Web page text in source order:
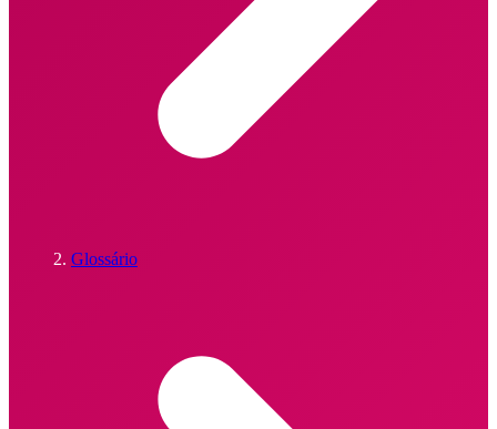
Glossário